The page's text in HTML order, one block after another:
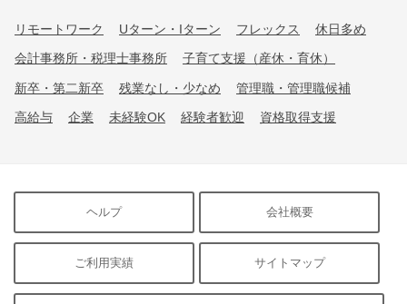
リモートワーク Uターン・Iターン フレックス 休日多め
会計事務所・税理士事務所 子育て支援（産休・育休）
新卒・第二新卒 残業なし・少なめ 管理職・管理職候補
高給与 企業 未経験OK 経験者歓迎 資格取得支援
ヘルプ 会社概要
ご利用実績 サイトマップ